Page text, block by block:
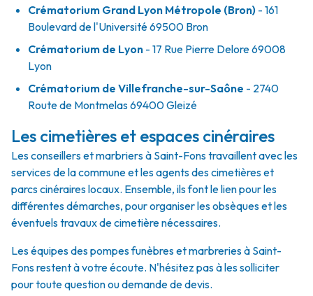
Crématorium Grand Lyon Métropole (Bron) - 161
Boulevard de l'Université 69500 Bron
Crématorium de Lyon - 17 Rue Pierre Delore 69008
Lyon
Crématorium de Villefranche-sur-Saône - 2740
Route de Montmelas 69400 Gleizé
Les cimetières et espaces cinéraires
Les conseillers et marbriers à Saint-Fons travaillent avec les
services de la commune et les agents des cimetières et
parcs cinéraires locaux. Ensemble, ils font le lien pour les
différentes démarches, pour organiser les obsèques et les
éventuels travaux de cimetière nécessaires.
Les équipes des pompes funèbres et marbreries à Saint-
Fons restent à votre écoute. N'hésitez pas à les solliciter
pour toute question ou demande de devis.